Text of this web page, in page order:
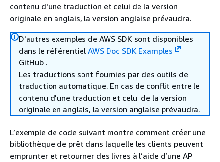
contenu d'une traduction et celui de la version
originale en anglais, la version anglaise prévaudra.
D'autres exemples de AWS SDK sont disponibles
dans le référentiel AWS Doc SDK Examples
GitHub .
Les traductions sont fournies par des outils de
traduction automatique. En cas de conflit entre le
contenu d'une traduction et celui de la version
originale en anglais, la version anglaise prévaudra.
L’exemple de code suivant montre comment créer une
bibliothèque de prêt dans laquelle les clients peuvent
emprunter et retourner des livres à l’aide d’une API